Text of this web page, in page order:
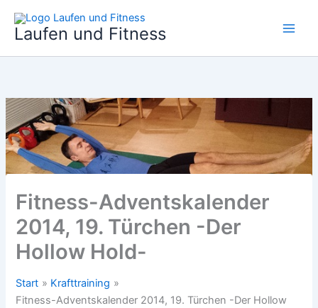
Inhalt
springen
Laufen und Fitness
Fitness-Adventskalender
2014, 19. Türchen -Der
Hollow Hold-
Start
Krafttraining
Fitness-Adventskalender 2014, 19. Türchen -Der Hollow